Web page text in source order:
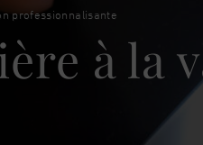
professionnalisante
à la